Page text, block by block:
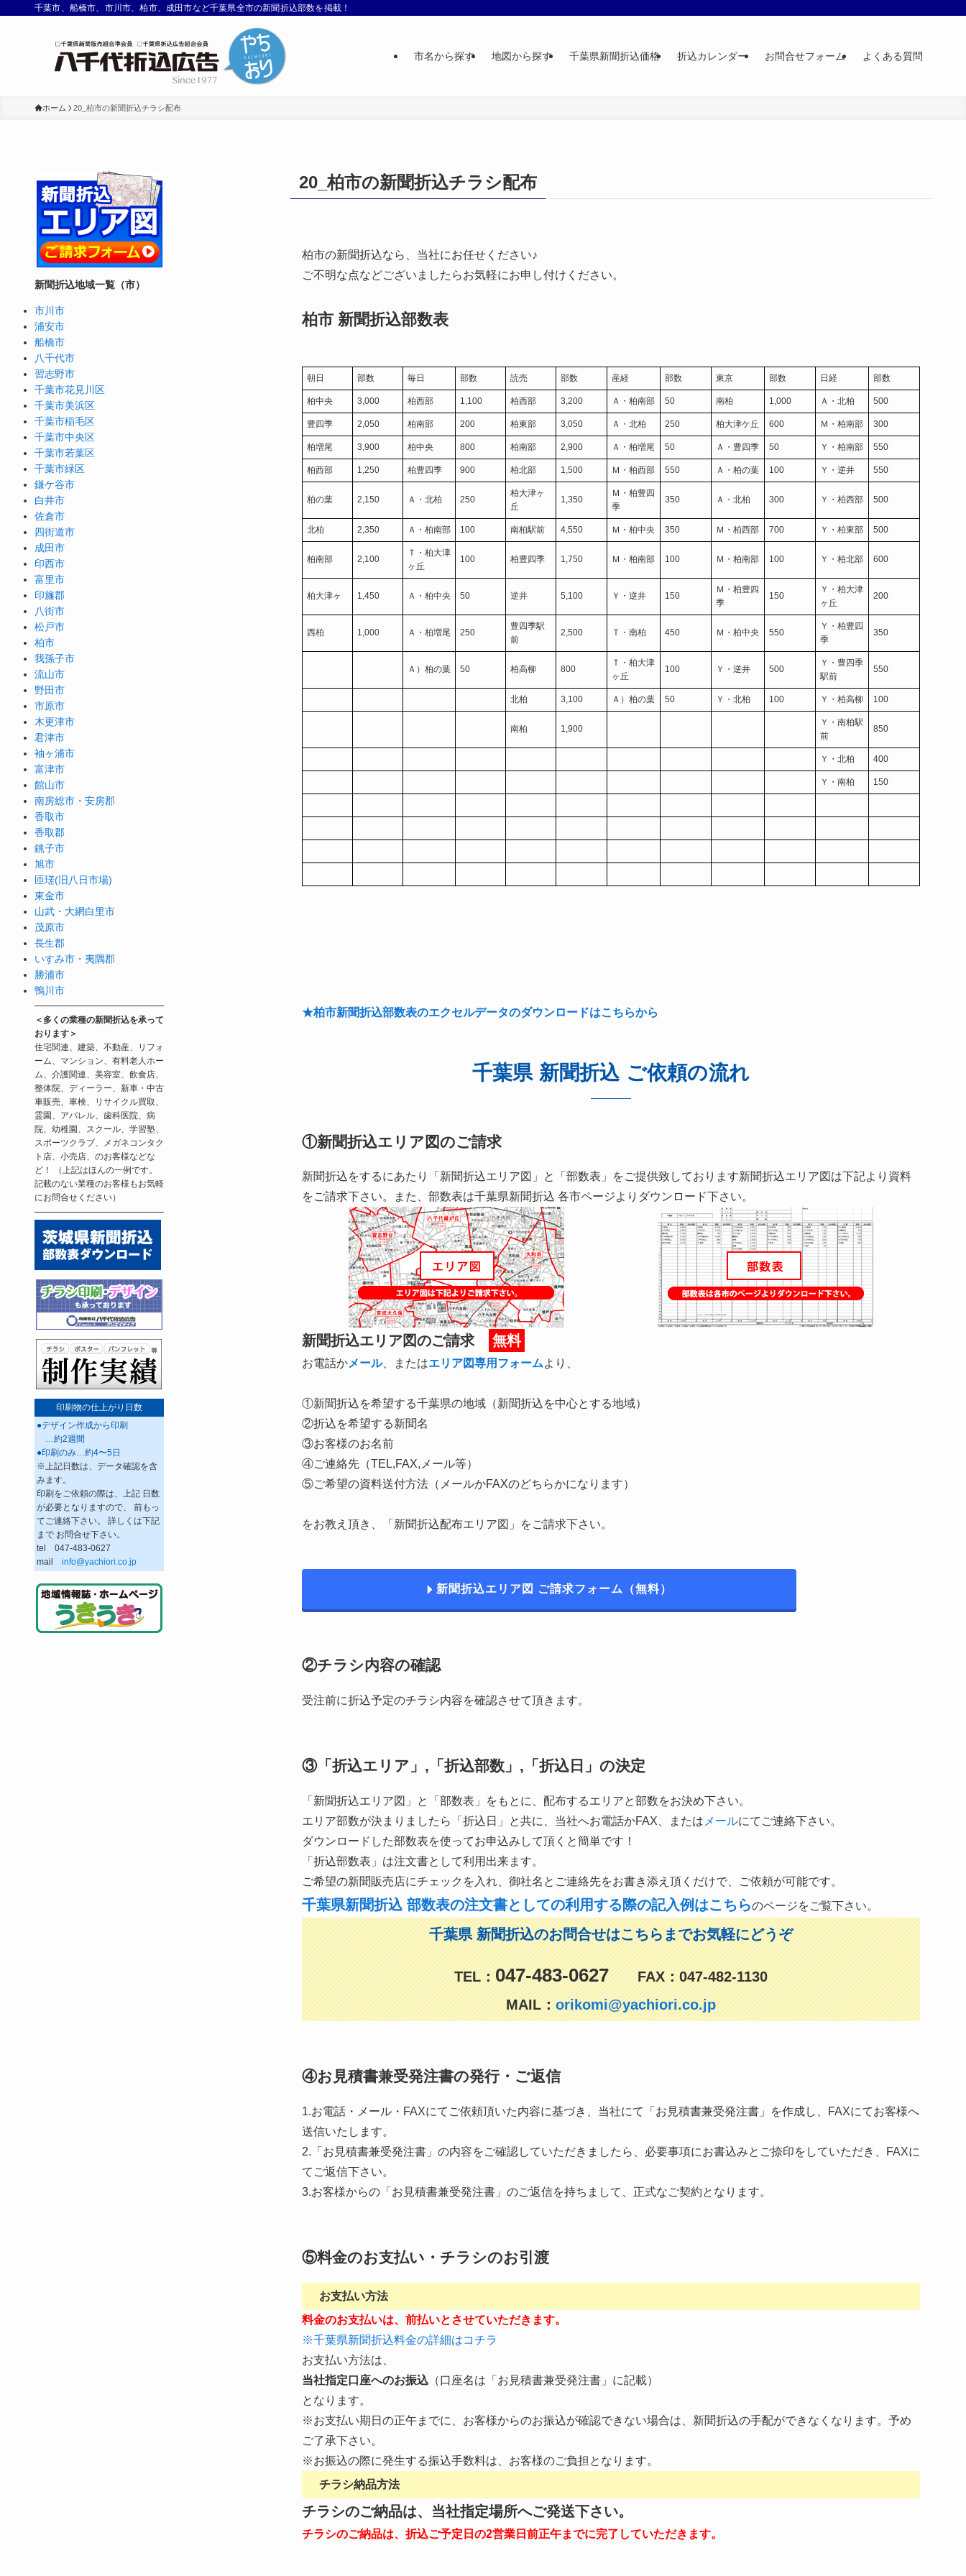
千葉市、船橋市、市川市、柏市、成田市など千葉県全市の新聞折込部数を掲載！
市名から探す 地図から探す 千葉県新聞折込価格 折込カレンダー お問合せフォーム よくある質問
ホーム 20_柏市の新聞折込チラシ配布
20_柏市の新聞折込チラシ配布
柏市の新聞折込なら、当社にお任せください♪
ご不明な点などございましたらお気軽にお申し付けください。
柏市 新聞折込部数表
朝日 部数 毎日 部数 読売 部数 産経 部数 東京 部数 日経 部数
柏中央 3,000 柏西部 1,100 柏西部 3,200 Ａ・柏南部 50 南柏 1,000 Ａ・北柏 500
豊四季 2,050 柏南部 200 柏東部 3,050 Ａ・北柏 250 柏大津ケ丘 600 Ｍ・柏南部 300
柏増尾 3,900 柏中央 800 柏南部 2,900 Ａ・柏増尾 50 Ａ・豊四季 50 Ｙ・柏南部 550
柏西部 1,250 柏豊四季 900 柏北部 1,500 Ｍ・柏西部 550 Ａ・柏の葉 100 Ｙ・逆井 550
柏の葉 2,150 Ａ・北柏 250
柏大津ヶ
丘
1,350
Ｍ・柏豊四
季
350 Ａ・北柏 300 Ｙ・柏西部 500
北柏 2,350 Ａ・柏南部 100 南柏駅前 4,550 Ｍ・柏中央 350 Ｍ・柏西部 700 Ｙ・柏東部 500
柏南部 2,100
Ｔ・柏大津
ヶ丘
100 柏豊四季 1,750 Ｍ・柏南部 100 Ｍ・柏南部 100 Ｙ・柏北部 600
柏大津ヶ 1,450 Ａ・柏中央 50 逆井 5,100 Ｙ・逆井 150
Ｍ・柏豊四
季
150
Ｙ・柏大津
ヶ丘
200
西柏 1,000 Ａ・柏増尾 250
豊四季駅
前
2,500 Ｔ・南柏 450 Ｍ・柏中央 550
Ｙ・柏豊四
季
350
Ａ）柏の葉 50 柏高柳 800
Ｔ・柏大津
ヶ丘
100 Ｙ・逆井 500
Ｙ・豊四季
駅前
550
北柏 3,100 Ａ）柏の葉 50 Ｙ・北柏 100 Ｙ・柏高柳 100
南柏 1,900
Ｙ・南柏駅
前
850
Ｙ・北柏 400
Ｙ・南柏 150
★柏市新聞折込部数表のエクセルデータのダウンロードはこちらから
千葉県 新聞折込 ご依頼の流れ
①新聞折込エリア図のご請求
新聞折込をするにあたり「新聞折込エリア図」と「部数表」をご提供致しております新聞折込エリア図は下記より資料
をご請求下さい。また、部数表は千葉県新聞折込 各市ページよりダウンロード下さい。
新聞折込エリア図のご請求 無料
お電話かメール、またはエリア図専用フォームより、
①新聞折込を希望する千葉県の地域（新聞折込を中心とする地域）
②折込を希望する新聞名
③お客様のお名前
④ご連絡先（TEL,FAX,メール等）
⑤ご希望の資料送付方法（メールかFAXのどちらかになります）
をお教え頂き、「新聞折込配布エリア図」をご請求下さい。
新聞折込エリア図 ご請求フォーム（無料）
②チラシ内容の確認
受注前に折込予定のチラシ内容を確認させて頂きます。
③「折込エリア」,「折込部数」,「折込日」の決定
「新聞折込エリア図」と「部数表」をもとに、配布するエリアと部数をお決め下さい。
エリア部数が決まりましたら「折込日」と共に、当社へお電話かFAX、または メールにてご連絡下さい。
ダウンロードした部数表を使ってお申込みして頂くと簡単です！
「折込部数表」は注文書として利用出来ます。
ご希望の新聞販売店にチェックを入れ、御社名とご連絡先をお書き添え頂くだけで、ご依頼が可能です。
千葉県新聞折込 部数表の注文書としての利用する際の記入例はこちらのページをご覧下さい。
千葉県 新聞折込のお問合せはこちらまでお気軽にどうぞ
TEL： 047-483-0627 FAX：047-482-1130
MAIL： orikomi@yachiori.co.jp
④お見積書兼受発注書の発行・ご返信
1.お電話・メール・FAXにてご依頼頂いた内容に基づき、当社にて「お見積書兼受発注書」を作成し、FAXにてお客様へ
送信いたします。
2.「お見積書兼受発注書」の内容をご確認していただきましたら、必要事項にお書込みとご捺印をしていただき、FAXに
てご返信下さい。
3.お客様からの「お見積書兼受発注書」のご返信を持ちまして、正式なご契約となります。
⑤料金のお支払い・チラシのお引渡
お支払い方法
料金のお支払いは、前払いとさせていただきます。
※千葉県新聞折込料金の詳細はコチラ
お支払い方法は、
当社指定口座へのお振込 （口座名は「お見積書兼受発注書」に記載）
となります。
※お支払い期日の正午までに、お客様からのお振込が確認できない場合は、新聞折込の手配ができなくなります。予め
ご了承下さい。
※お振込の際に発生する振込手数料は、お客様のご負担となります。
チラシ納品方法
チラシのご納品は、当社指定場所へご発送下さい。
チラシのご納品は、折込ご予定日の2営業日前正午までに完了していただきます。
新聞折込地域一覧（市）
市川市
浦安市
船橋市
八千代市
習志野市
千葉市花見川区
千葉市美浜区
千葉市稲毛区
千葉市中央区
千葉市若葉区
千葉市緑区
鎌ケ谷市
白井市
佐倉市
四街道市
成田市
印西市
富里市
印旛郡
八街市
松戸市
柏市
我孫子市
流山市
野田市
市原市
木更津市
君津市
袖ヶ浦市
富津市
館山市
南房総市・安房郡
香取市
香取郡
銚子市
旭市
匝瑳(旧八日市場)
東金市
山武・大網白里市
茂原市
長生郡
いすみ市・夷隅郡
勝浦市
鴨川市
＜多くの業種の新聞折込を承って
おります＞
住宅関連、建築、不動産、リフォ
ーム、マンション、有料老人ホー
ム、介護関連、美容室、飲食店、
整体院、ディーラー、新車・中古
車販売、車検、リサイクル買取、
霊園、アパレル、歯科医院、病
院、幼稚園、スクール、学習塾、
スポーツクラブ、メガネコンタク
ト店、小売店、のお客様などな
ど！ （上記はほんの一例です。
記載のない業種のお客様もお気軽
にお問合せください）
印刷物の仕上がり日数
●デザイン作成から印刷
…約2週間
●印刷のみ…約4〜5日
※上記日数は、データ確認を含
みます。
印刷をご依頼の際は、上記 日数
が必要となりますので、 前もっ
てご連絡下さい。 詳しくは下記
まで お問合せ下さい。
tel 047-483-0627
mail info@yachiori.co.jp